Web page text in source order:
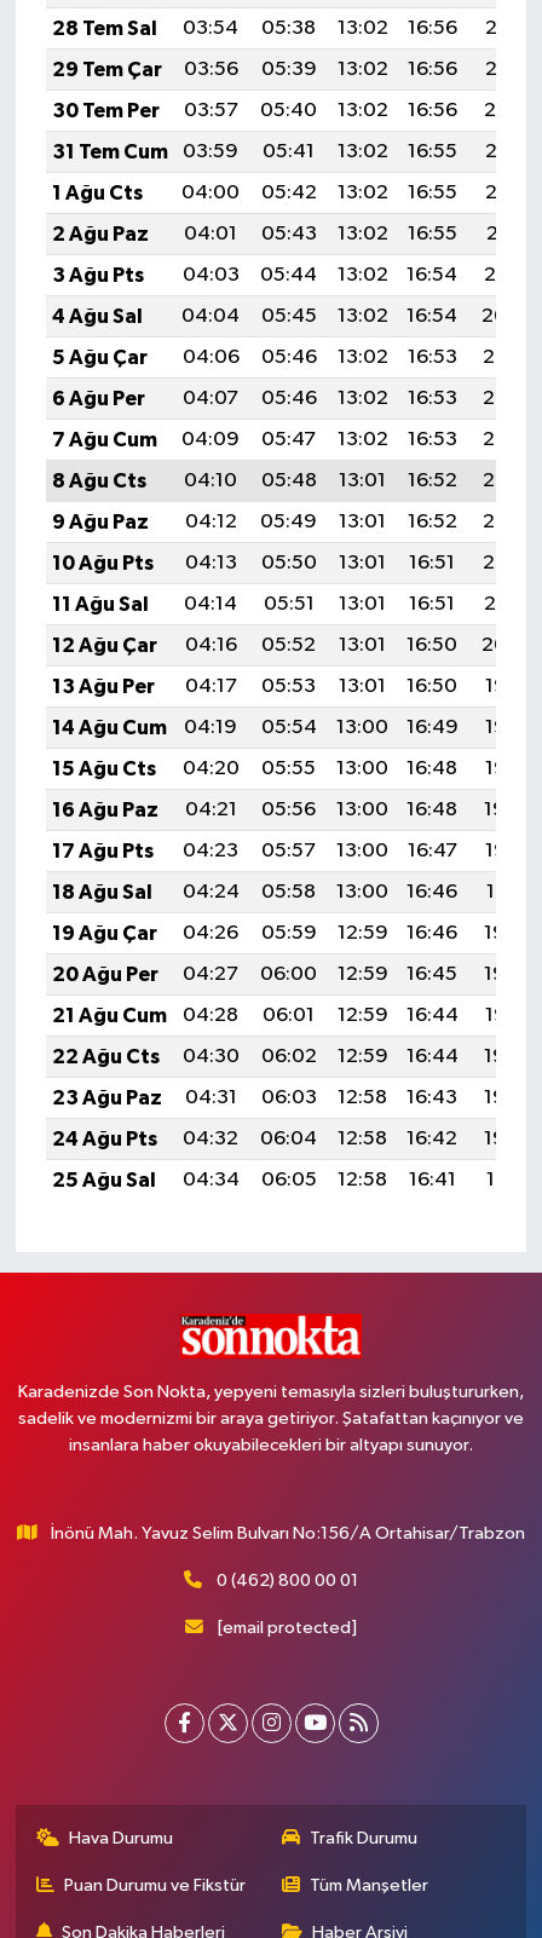
28 Tem Sal
03:54 05:38 13:02 16:56
20:16
29 Tem Çar
03:56 05:39 13:02 16:56
20:15
30 Tem Per
03:57 05:40 13:02 16:56
20:14
31 Tem Cum
03:59 05:41 13:02 16:55
20:13
1 Ağu Cts
04:00 05:42 13:02 16:55
20:12
2 Ağu Paz
04:01 05:43 13:02 16:55
20:11
3 Ağu Pts
04:03 05:44 13:02 16:54
20:10
4 Ağu Sal
04:04 05:45 13:02 16:54
20:09
5 Ağu Çar
04:06 05:46 13:02 16:53
20:08
6 Ağu Per
04:07 05:46 13:02 16:53
20:07
7 Ağu Cum
04:09 05:47 13:02 16:53
20:06
8 Ağu Cts
04:10 05:48 13:01 16:52
20:05
9 Ağu Paz
04:12 05:49 13:01 16:52
20:03
10 Ağu Pts
04:13 05:50 13:01 16:51
20:02
11 Ağu Sal
04:14 05:51 13:01 16:51
20:01
12 Ağu Çar
04:16 05:52 13:01 16:50
20:00
13 Ağu Per
04:17 05:53 13:01 16:50
19:58
14 Ağu Cum
04:19 05:54 13:00 16:49
19:57
15 Ağu Cts
04:20 05:55 13:00 16:48
19:56
16 Ağu Paz
04:21 05:56 13:00 16:48
19:54
17 Ağu Pts
04:23 05:57 13:00 16:47
19:53
18 Ağu Sal
04:24 05:58 13:00 16:46
19:51
19 Ağu Çar
04:26 05:59 12:59 16:46
19:50
20 Ağu Per
04:27 06:00 12:59 16:45
19:49
21 Ağu Cum
04:28 06:01 12:59 16:44
19:47
22 Ağu Cts
04:30 06:02 12:59 16:44
19:46
23 Ağu Paz
04:31 06:03 12:58 16:43
19:44
24 Ağu Pts
04:32 06:04 12:58 16:42
19:43
25 Ağu Sal
04:34 06:05 12:58 16:41 19:41
Karadenizde Son Nokta, yepyeni temasıyla sizleri buluştururken,
sadelik ve modernizmi bir araya getiriyor. Şatafattan kaçınıyor ve
insanlara haber okuyabilecekleri bir altyapı sunuyor.
İnönü Mah. Yavuz Selim Bulvarı No:156/A Ortahisar/Trabzon
0 (462) 800 00 01
[email protected]
Hava Durumu Trafik Durumu
Puan Durumu ve Fikstür Tüm Manşetler
Son Dakika Haberleri Haber Arşivi